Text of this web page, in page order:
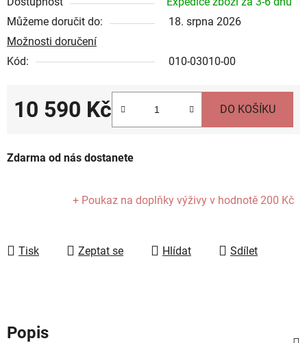
Můžeme doručit do:
18. srpna 2026
Možnosti doručení
Kód:
010-03010-00
10 590 Kč DO KOŠÍKU
Zdarma od nás dostanete
+ Poukaz na doplňky výživy v hodnotě 200 Kč
Tisk Zeptat se Hlídat Sdílet
Popis